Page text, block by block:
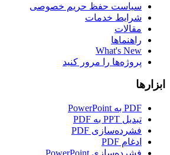
سیاست حفظ حریم خصوصی
شرایط خدمات
مقالات
راهنماها
What's New
پروژه‌ها را مرور کنید
ابزارها
PDF به PowerPoint
تبدیل PPT به PDF
فشرده‌سازی PDF
ادغام PDF
فشرده‌سازی PowerPoint